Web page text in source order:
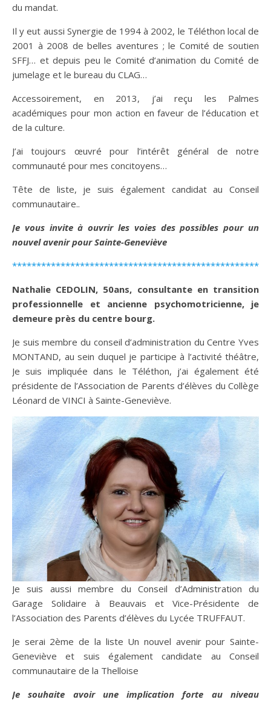
du mandat.
Il y eut aussi Synergie de 1994 à 2002, le Téléthon local de
2001 à 2008 de belles aventures ; le Comité de soutien
SFFJ… et depuis peu le Comité d’animation du Comité de
jumelage et le bureau du CLAG…
Accessoirement, en 2013, j’ai reçu les Palmes
académiques pour mon action en faveur de l’éducation et
de la culture.
J’ai toujours œuvré pour l’intérêt général de notre
communauté pour mes concitoyens…
Tête de liste, je suis également candidat au Conseil
communautaire..
Je vous invite à ouvrir les voies des possibles pour un
nouvel avenir pour Sainte-Geneviève
Nathalie CEDOLIN, 50ans, consultante en transition
professionnelle et ancienne psychomotricienne, je
demeure près du centre bourg.
Je suis membre du conseil d’administration du Centre Yves
MONTAND, au sein duquel je participe à l’activité théâtre,
Je suis impliquée dans le Téléthon, j’ai également été
présidente de l’Association de Parents d’élèves du Collège
Léonard de VINCI à Sainte-Geneviève.
Je suis aussi membre du Conseil d’Administration du
Garage Solidaire à Beauvais et Vice-Présidente de
l’Association des Parents d’élèves du Lycée TRUFFAUT.
Je serai 2ème de la liste Un nouvel avenir pour Sainte-
Geneviève et suis également candidate au Conseil
communautaire de la Thelloise
Je souhaite avoir une implication forte au niveau